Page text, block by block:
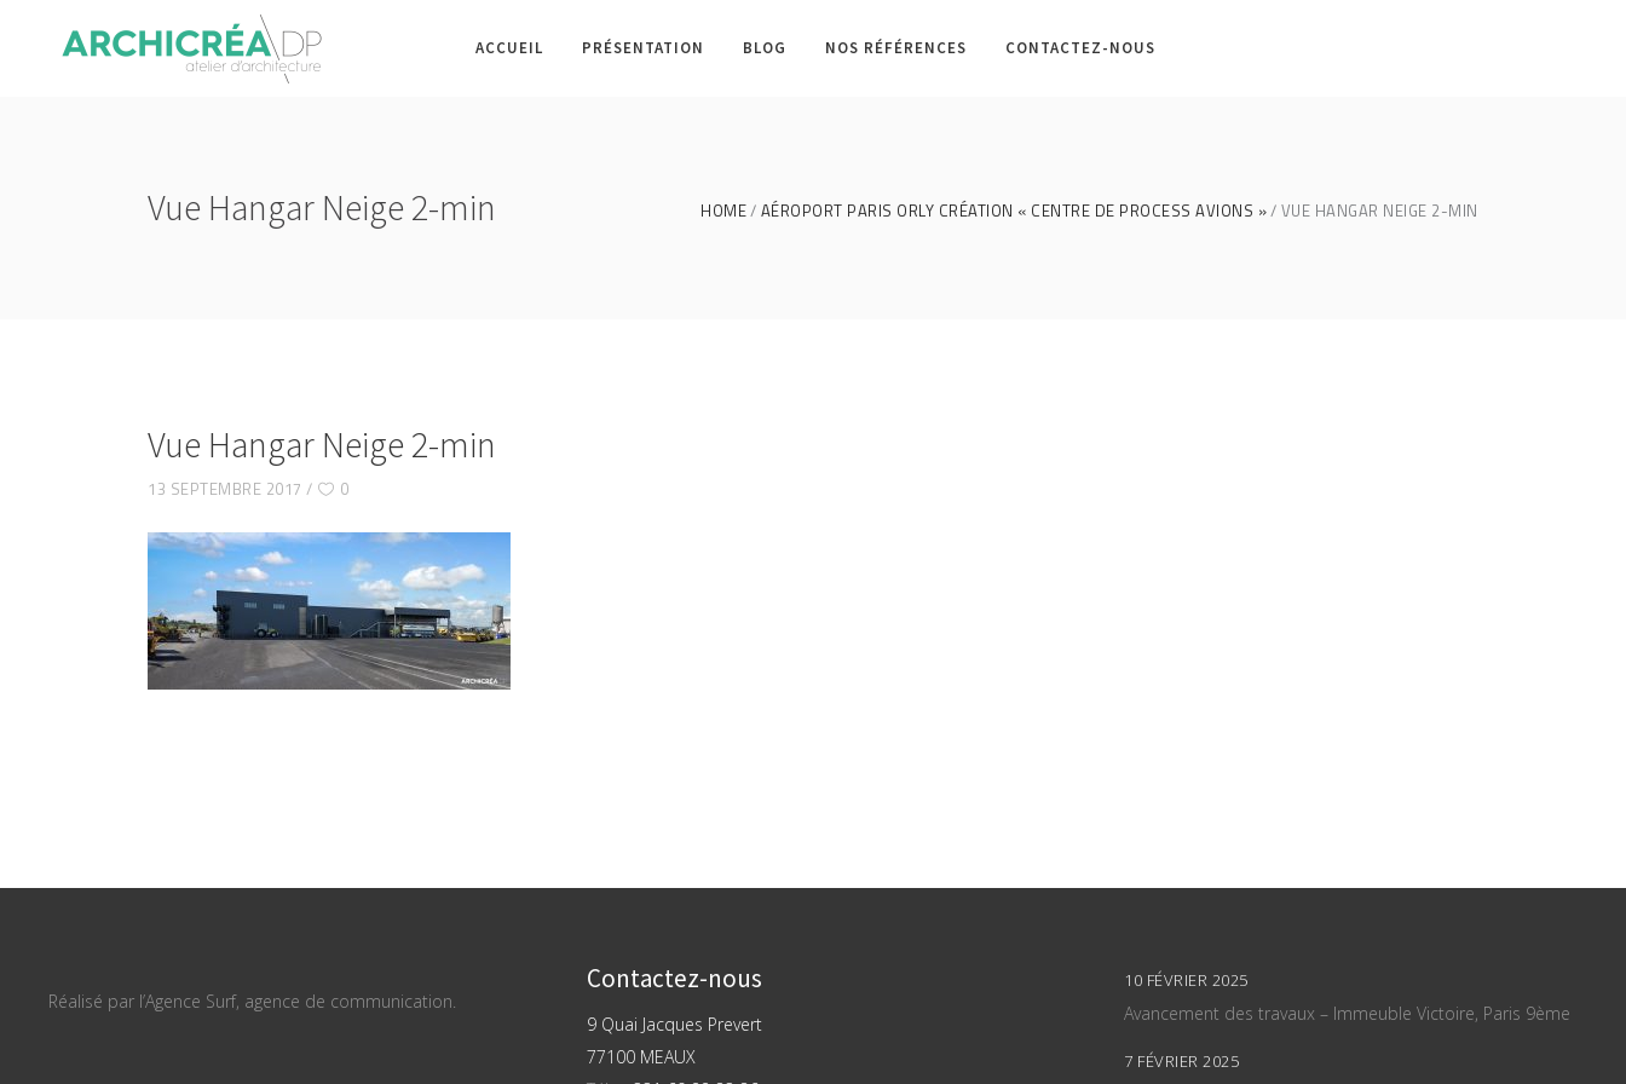
ACCUEIL PRÉSENTATION BLOG NOS RÉFÉRENCES CONTACTEZ-NOUS
Vue Hangar Neige 2-min HOME AÉROPORT PARIS ORLY CRÉATION « CENTRE DE PROCESS AVIONS » VUE HANGAR NEIGE 2-MIN
Vue Hangar Neige 2-min
13 SEPTEMBRE 2017 0
Réalisé par l’Agence Surf, agence de communication.
Contactez-nous
9 Quai Jacques Prevert
77100 MEAUX
10 FÉVRIER 2025
Avancement des travaux – Immeuble Victoire, Paris 9ème
7 FÉVRIER 2025